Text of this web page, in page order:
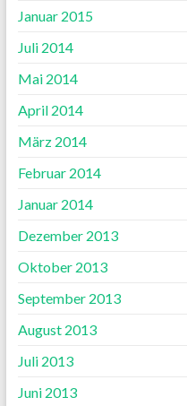
Januar 2015
Juli 2014
Mai 2014
April 2014
März 2014
Februar 2014
Januar 2014
Dezember 2013
Oktober 2013
September 2013
August 2013
Juli 2013
Juni 2013